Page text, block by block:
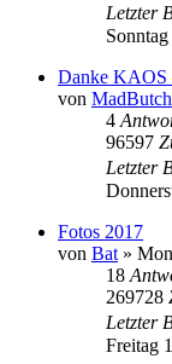
Letzter
Danke KAOS
von
4
96597
Letzter
Fotos 2017
von Bat »
18
269728
Letzter
Freitag